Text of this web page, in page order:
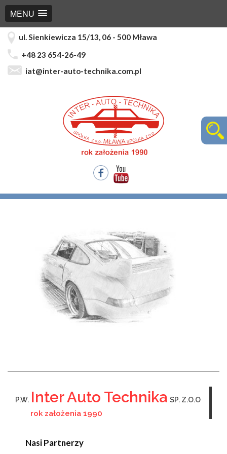
MENU
ul. Sienkiewicza 15/13, 06 - 500 Mława
+48 23 654-26-49
iat@inter-auto-technika.com.pl
P.W. Inter Auto Technika SP. Z.O.O
rok założenia 1990
Nasi Partnerzy